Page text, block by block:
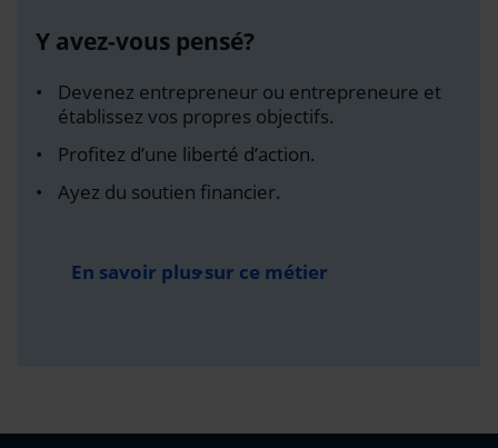
Y avez-vous pensé?
Devenez entrepreneur ou entrepreneure et
établissez vos propres objectifs.
Profitez d’une liberté d’action.
Ayez du soutien financier.
En savoir plus sur ce métier